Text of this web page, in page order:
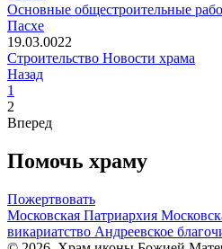
Основные общестроительные
Пасхе
19.03.0022
Строительство Новости храма
Назад
1
2
Вперед
Помочь храму
Пожертвовать
Московская Патриархия
викариатство Андреевское